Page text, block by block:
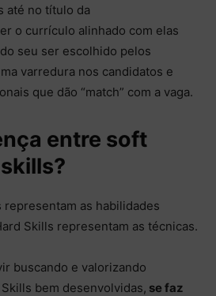
até no título da
o currículo alinhado com elas
seu ser escolhido pelos
varredura nos candidatos e
que dão “match” com a vaga.
entre soft
representam as habilidades
Skills representam as técnicas.
buscando e valorizando
bem desenvolvidas, se faz